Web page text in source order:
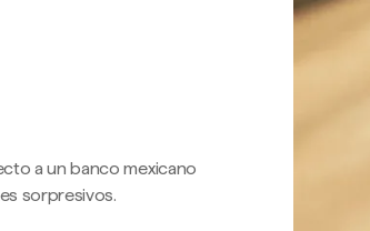
a un banco mexicano
sorpresivos.